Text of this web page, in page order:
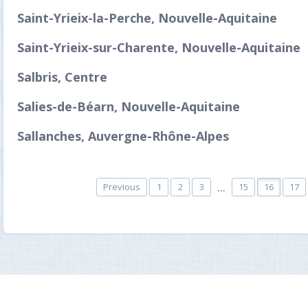
Saint-Yrieix-la-Perche, Nouvelle-Aquitaine
Saint-Yrieix-sur-Charente, Nouvelle-Aquitaine
Salbris, Centre
Salies-de-Béarn, Nouvelle-Aquitaine
Sallanches, Auvergne-Rhône-Alpes
Previous 1 2 3 ... 15 16 17